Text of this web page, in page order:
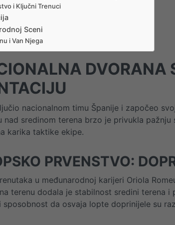
i Ključni Trenuci
Sceni
i Van Njega
DVORANA
nacionalnom timu Španije i započeo
nad sredinom terena brzo je privukla
karika taktike ekipe.
PRVENSTVO:
u međunarodnoj karijeri Oriola
terenu dodala je stabilnost sredini terena
sposobnost da osvaja lopte doprinijele su